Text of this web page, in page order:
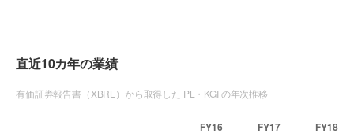
直近10カ年の業績
有価証券報告書（XBRL）から取得した PL・KGI の年次推移
FY16 FY17 FY18